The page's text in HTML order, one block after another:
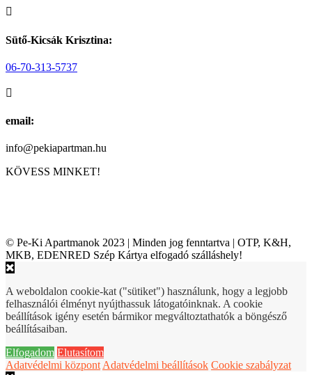

Sütő-Kicsák Krisztina:
06-70-313-5737

email:
info@pekiapartman.hu
KÖVESS MINKET!
© Pe-Ki Apartmanok 2023 | Minden jog fenntartva | OTP, K&H,
MKB, EDENRED Szép Kártya elfogadó szálláshely!
A weboldalon cookie-kat ("sütiket") használunk, hogy a legjobb
felhasználói élményt nyújthassuk látogatóinknak. A cookie
beállítások igény esetén bármikor megváltoztathatók a böngésző
beállításaiban.
Elfogadom Elutasítom
Adatvédelmi központAdatvédelmi beállítások Cookie szabályzat